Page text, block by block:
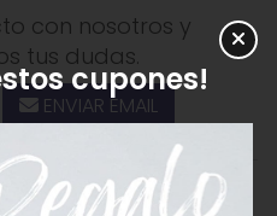
Nº 10 Silk Liner**
en outlet
con nosotros y
tus dudas.
ENVIAR EMAIL
cupones!